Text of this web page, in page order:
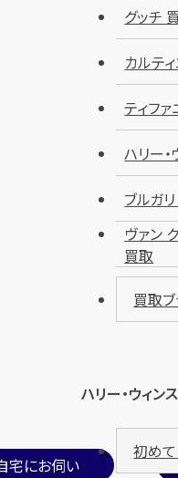
宅にお伺い
グッチ
カルテ
ティフ
ハリー
ブルガ
ヴァン
買取
買取
ハリー・ウィン
初め